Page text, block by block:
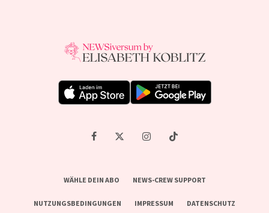
WÄHLE DEIN ABO NEWS-CREW SUPPORT
NUTZUNGSBEDINGUNGEN IMPRESSUM DATENSCHUTZ